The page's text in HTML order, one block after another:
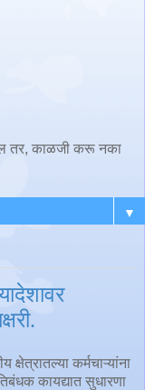
तर, काळजी करू नका
▼
कर्मचाऱ्यांना
कायद्यात सुधारणा